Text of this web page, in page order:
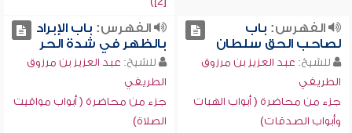
الفهرس: باب
لصاحب الحق سلطان
للشيخ: عبد العزيز بن مرزوق
الطريفي
جزء من محاضرة ( أبواب الهبات
وأبواب الصدقات)
الفهرس: باب الإبراد
بالظهر في شدة الحر
للشيخ: عبد العزيز بن مرزوق
الطريفي
جزء من محاضرة ( أبواب مواقيت
الصلاة)